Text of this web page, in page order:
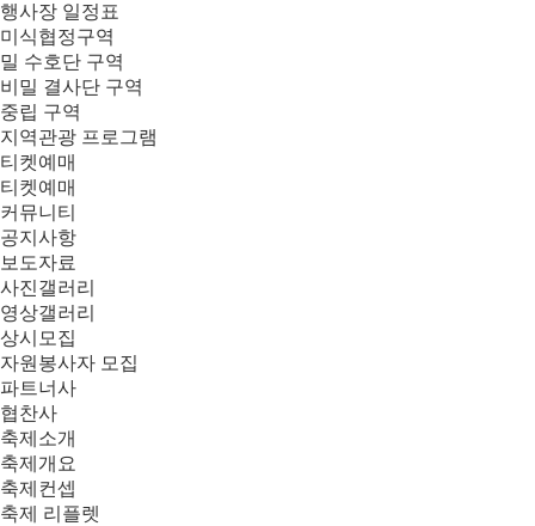
행사장 일정표
미식협정구역
밀 수호단 구역
비밀 결사단 구역
중립 구역
지역관광 프로그램
티켓예매
티켓예매
커뮤니티
공지사항
보도자료
사진갤러리
영상갤러리
상시모집
자원봉사자 모집
파트너사
협찬사
축제소개
축제개요
축제컨셉
축제 리플렛